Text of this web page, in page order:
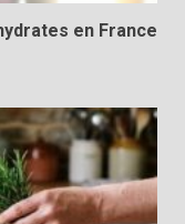
en France